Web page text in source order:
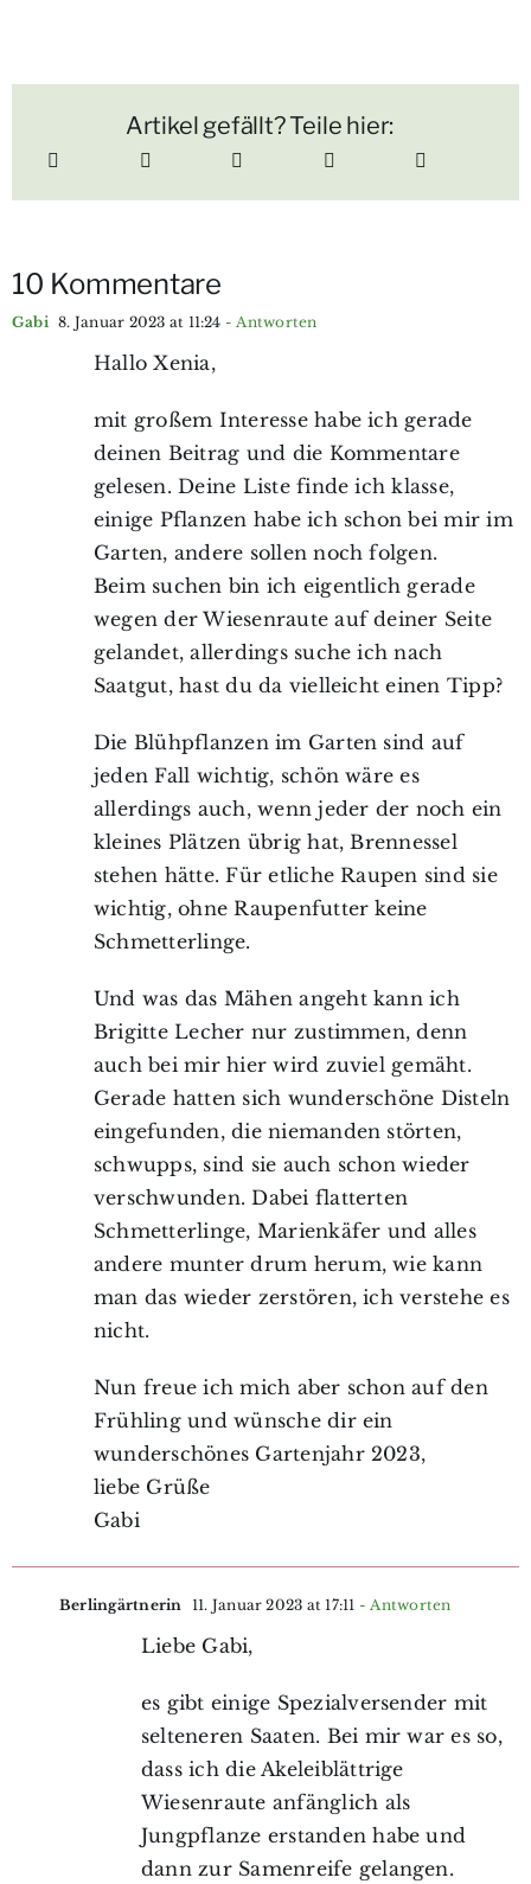
Artikel gefällt? Teile hier:
10 Kommentare
Gabi 8. Januar 2023 at 11:24 - Antworten
Hallo Xenia,
mit großem Interesse habe ich gerade
deinen Beitrag und die Kommentare
gelesen. Deine Liste finde ich klasse,
einige Pflanzen habe ich schon bei mir im
Garten, andere sollen noch folgen.
Beim suchen bin ich eigentlich gerade
wegen der Wiesenraute auf deiner Seite
gelandet, allerdings suche ich nach
Saatgut, hast du da vielleicht einen Tipp?
Die Blühpflanzen im Garten sind auf
jeden Fall wichtig, schön wäre es
allerdings auch, wenn jeder der noch ein
kleines Plätzen übrig hat, Brennessel
stehen hätte. Für etliche Raupen sind sie
wichtig, ohne Raupenfutter keine
Schmetterlinge.
Und was das Mähen angeht kann ich
Brigitte Lecher nur zustimmen, denn
auch bei mir hier wird zuviel gemäht.
Gerade hatten sich wunderschöne Disteln
eingefunden, die niemanden störten,
schwupps, sind sie auch schon wieder
verschwunden. Dabei flatterten
Schmetterlinge, Marienkäfer und alles
andere munter drum herum, wie kann
man das wieder zerstören, ich verstehe es
nicht.
Nun freue ich mich aber schon auf den
Frühling und wünsche dir ein
wunderschönes Gartenjahr 2023,
liebe Grüße
Gabi
Berlingärtnerin 11. Januar 2023 at 17:11 - Antworten
Liebe Gabi,
es gibt einige Spezialversender mit
selteneren Saaten. Bei mir war es so,
dass ich die Akeleiblättrige
Wiesenraute anfänglich als
Jungpflanze erstanden habe und
dann zur Samenreife gelangen.